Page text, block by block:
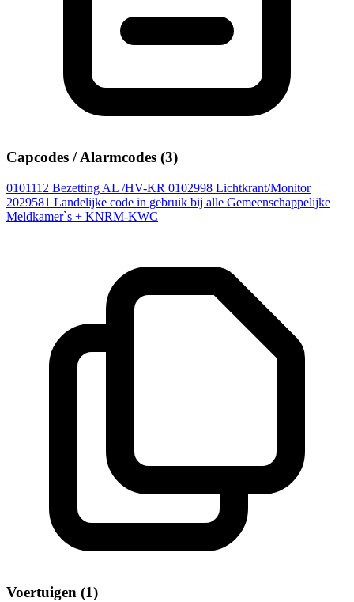
Capcodes / Alarmcodes (3)
0101112 Bezetting AL /HV-KR 0102998 Lichtkrant/Monitor
2029581 Landelijke code in gebruik bij alle Gemeenschappelijke
Meldkamer`s + KNRM-KWC
Voertuigen (1)